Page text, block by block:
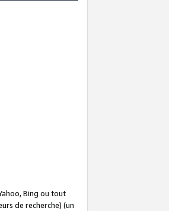
Bing ou tout
de recherche) (un